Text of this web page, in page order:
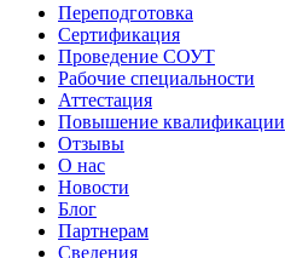
Переподготовка
Сертификация
Проведение СОУТ
Рабочие специальности
Аттестация
Повышение квалификации
Отзывы
О нас
Новости
Блог
Партнерам
Сведения